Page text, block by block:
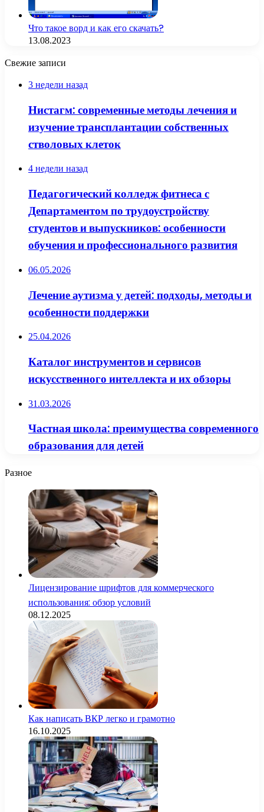
Что такое ворд и как его скачать?
13.08.2023
Свежие записи
3 недели назад
Нистагм: современные методы лечения и
изучение трансплантации собственных
стволовых клеток
4 недели назад
Педагогический колледж фитнеса с
Департаментом по трудоустройству
студентов и выпускников: особенности
обучения и профессионального развития
06.05.2026
Лечение аутизма у детей: подходы, методы и
особенности поддержки
25.04.2026
Каталог инструментов и сервисов
искусственного интеллекта и их обзоры
31.03.2026
Частная школа: преимущества современного
образования для детей
Разное
Лицензирование шрифтов для коммерческого
использования: обзор условий
08.12.2025
Как написать ВКР легко и грамотно
16.10.2025